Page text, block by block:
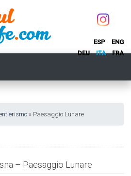
ESP
ENG
DEU
ITA FRA
» Paesaggio Lunare
– Paesaggio Lunare